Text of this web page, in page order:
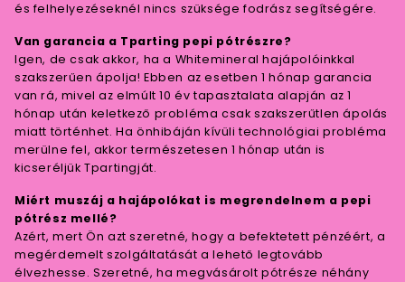
és felhelyezéseknél nincs szüksége fodrász segítségére.
Van garancia a Tparting pepi pótrészre?
Igen, de csak akkor, ha a Whitemineral hajápolóinkkal
szakszerűen ápolja! Ebben az esetben 1 hónap garancia
van rá, mivel az elmúlt 10 év tapasztalata alapján az 1
hónap után keletkező probléma csak szakszerűtlen ápolás
miatt történhet. Ha önhibáján kívüli technológiai probléma
merülne fel, akkor természetesen 1 hónap után is
kicseréljük Tpartingját.
Miért muszáj a hajápolókat is megrendelnem a pepi
pótrész mellé?
Azért, mert Ön azt szeretné, hogy a befektetett pénzéért, a
megérdemelt szolgáltatását a lehető legtovább
élvezhesse. Szeretné, ha megvásárolt pótrésze néhány